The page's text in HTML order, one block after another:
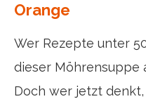
Orange
Wer Rezepte unter
dieser Möhrensuppe
Doch wer jetzt